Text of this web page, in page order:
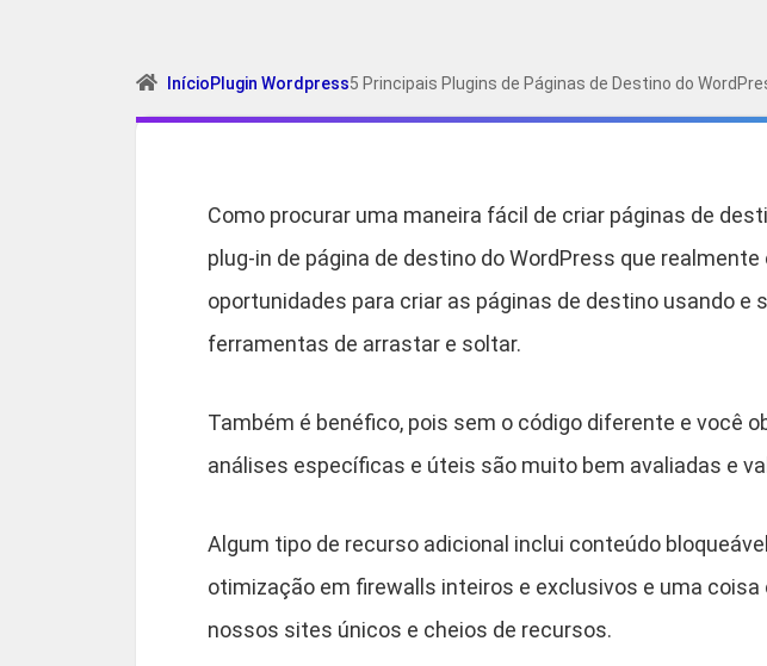
InícioPlugin Wordpress5 Principais Plugins de Páginas de Destino do
Como procurar uma maneira fácil de criar páginas de
plug-in de página de destino do WordPress que
oportunidades para criar as páginas de destino usando e
ferramentas de arrastar e soltar.
Também é benéfico, pois sem o código diferente e você
análises específicas e úteis são muito bem avaliadas e
Algum tipo de recurso adicional inclui conteúdo
otimização em firewalls inteiros e exclusivos e uma
nossos sites únicos e cheios de recursos.